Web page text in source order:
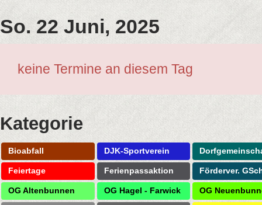
So. 22 Juni, 2025
keine Termine an diesem Tag
Kategorie
Bioabfall DJK-Sportverein
Feiertage Ferienpassaktion Förderver.
OG Altenbunnen OG Hagel - Farwick OG